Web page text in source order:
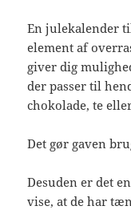
En julekalender
element af
giver dig
der passer til
chokolade, te
Det gør gaven
Desuden er det
vise, at de har